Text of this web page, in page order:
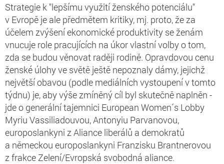
Strategie k "lepšímu využití ženského potenciálu"
v Evropě je ale předmětem kritiky, mj. proto, že za
účelem zvýšení ekonomické produktivity se ženám
vnucuje role pracujících na úkor vlastní volby o tom,
zda se budou věnovat raději rodině. Opravdovou cenu
ženské úlohy ve světě ještě nepoznaly dámy, jejichž
největší obavou (podle mediálních vystoupení v tomto
týdnu) je, aby výše zmíněný cíl byl skutečně naplněn -
jde o generální tajemnici European Women´s Lobby
Myriu Vassiliadouvou, Antonyiu Parvanovou,
europoslankyni z Aliance liberálů a demokratů
a německou europoslankyni Franzisku Brantnerovou
z frakce Zelení/Evropská svobodná aliance.